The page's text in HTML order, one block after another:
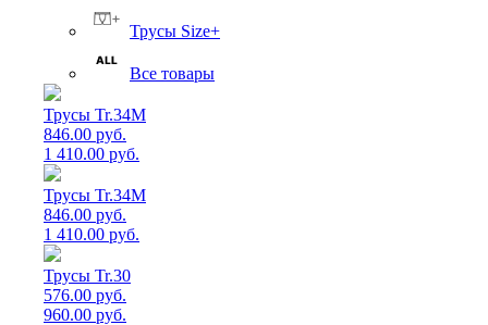
Трусы Size+
Все товары
Трусы Tr.34M
846.00 руб.
1 410.00 руб.
Трусы Tr.34M
846.00 руб.
1 410.00 руб.
Трусы Tr.30
576.00 руб.
960.00 руб.